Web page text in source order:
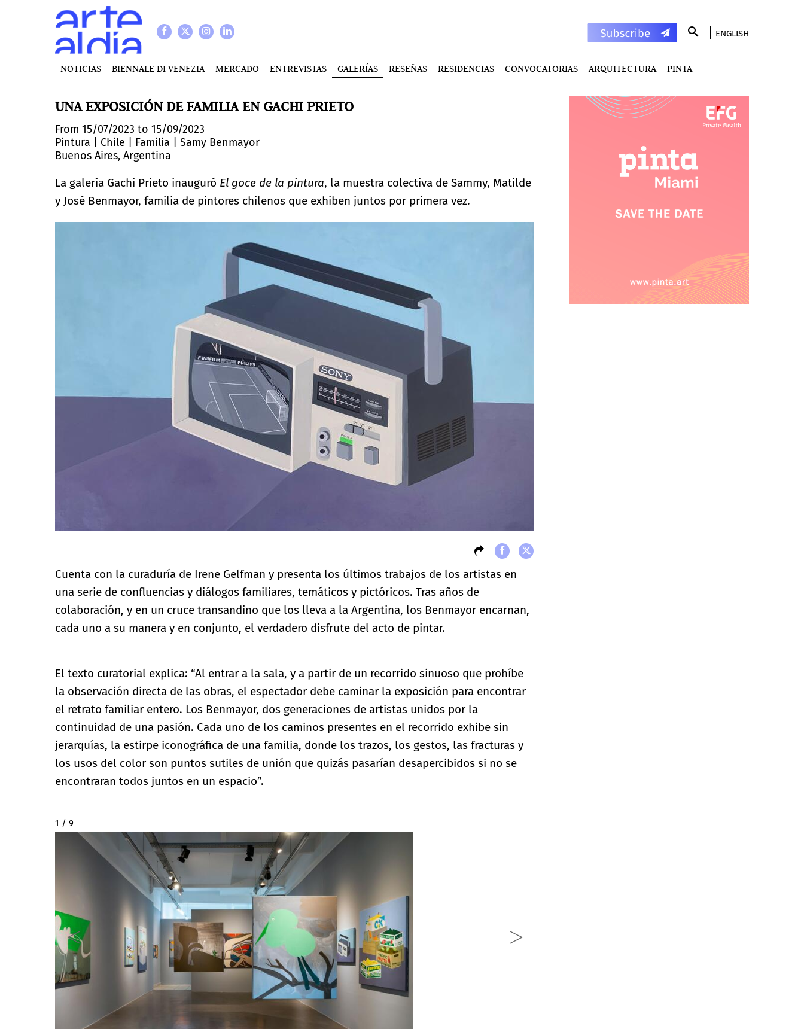
ENGLISH
NOTICIAS BIENNALE DI VENEZIA MERCADO ENTREVISTAS GALERÍAS RESEÑAS RESIDENCIAS CONVOCATORIAS ARQUITECTURA PINTA
UNA EXPOSICIÓN DE FAMILIA EN GACHI PRIETO
From 15/07/2023 to 15/09/2023
Pintura
Chile Familia
Samy Benmayor
Buenos Aires, Argentina
La galería Gachi Prieto inauguró El goce de la pintura, la muestra colectiva de Sammy, Matilde
y José Benmayor, familia de pintores chilenos que exhiben juntos por primera vez.
Cuenta con la curaduría de Irene Gelfman y presenta los últimos trabajos de los artistas en
una serie de confluencias y diálogos familiares, temáticos y pictóricos. Tras años de
colaboración, y en un cruce transandino que los lleva a la Argentina, los Benmayor encarnan,
cada uno a su manera y en conjunto, el verdadero disfrute del acto de pintar.
El texto curatorial explica: “Al entrar a la sala, y a partir de un recorrido sinuoso que prohíbe
la observación directa de las obras, el espectador debe caminar la exposición para encontrar
el retrato familiar entero. Los Benmayor, dos generaciones de artistas unidos por la
continuidad de una pasión. Cada uno de los caminos presentes en el recorrido exhibe sin
jerarquías, la estirpe iconográfica de una familia, donde los trazos, los gestos, las fracturas y
los usos del color son puntos sutiles de unión que quizás pasarían desapercibidos si no se
encontraran todos juntos en un espacio”.
2 / 9